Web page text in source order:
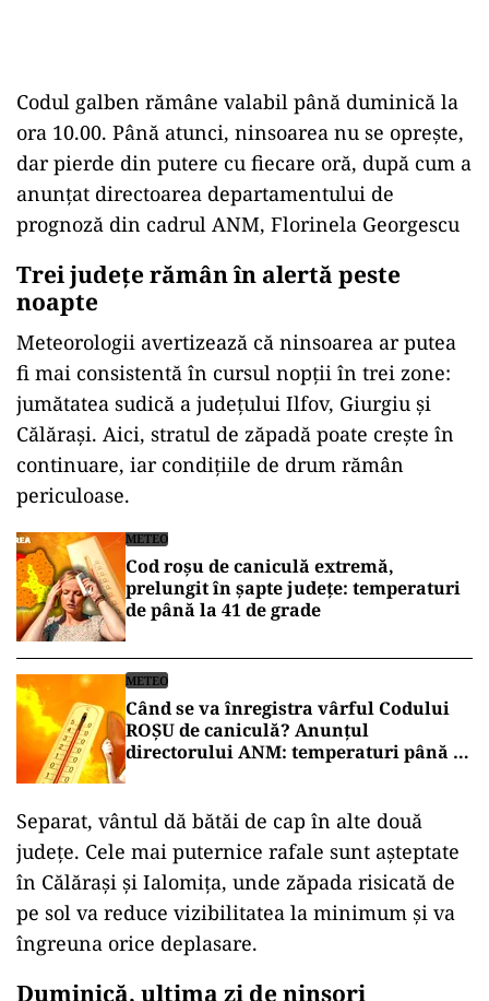
Codul galben rămâne valabil până duminică la
ora 10.00. Până atunci, ninsoarea nu se oprește,
dar pierde din putere cu fiecare oră, după cum a
anunțat directoarea departamentului de
prognoză din cadrul ANM, Florinela Georgescu
Trei județe rămân în alertă peste
noapte
Meteorologii avertizează că ninsoarea ar putea
fi mai consistentă în cursul nopții în trei zone:
jumătatea sudică a județului Ilfov, Giurgiu și
Călărași. Aici, stratul de zăpadă poate crește în
continuare, iar condițiile de drum rămân
periculoase.
METEO
Cod roșu de caniculă extremă,
prelungit în șapte județe: temperaturi
de până la 41 de grade
METEO
Când se va înregistra vârful Codului
ROȘU de caniculă? Anunțul
directorului ANM: temperaturi până la
Separat, vântul dă bătăi de cap în alte două
județe. Cele mai puternice rafale sunt așteptate
în Călărași și Ialomița, unde zăpada risicată de
pe sol va reduce vizibilitatea la minimum și va
îngreuna orice deplasare.
Duminică, ultima zi de ninsori